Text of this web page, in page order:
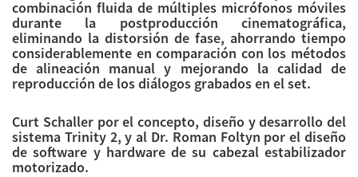
combinación fluida de múltiples micrófonos móviles
durante la postproducción cinematográfica,
eliminando la distorsión de fase, ahorrando tiempo
considerablemente en comparación con los métodos
de alineación manual y mejorando la calidad de
reproducción de los diálogos grabados en el set.
Curt Schaller por el concepto, diseño y desarrollo del
sistema Trinity 2, y al Dr. Roman Foltyn por el diseño
de software y hardware de su cabezal estabilizador
motorizado.